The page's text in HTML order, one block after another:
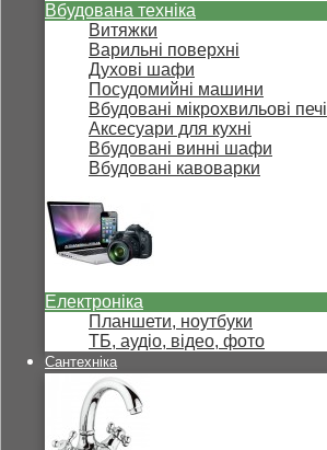
Вбудована техніка
Витяжки
Варильні поверхні
Духові шафи
Посудомийні машини
Вбудовані мікрохвильові печі
Аксесуари для кухні
Вбудовані винні шафи
Вбудовані кавоварки
Електроніка
Планшети, ноутбуки
ТБ, аудіо, відео, фото
Сантехніка